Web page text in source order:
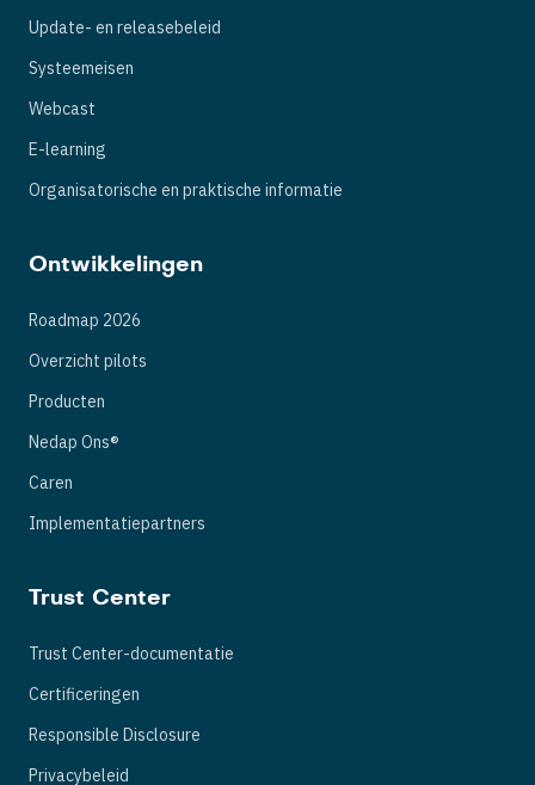
Update- en releasebeleid
Systeemeisen
Webcast
E-learning
Organisatorische en praktische informatie
Ontwikkelingen
Roadmap 2026
Overzicht pilots
Producten
Nedap Ons®
Caren
Implementatiepartners
Trust Center
Trust Center-documentatie
Certificeringen
Responsible Disclosure
Privacybeleid